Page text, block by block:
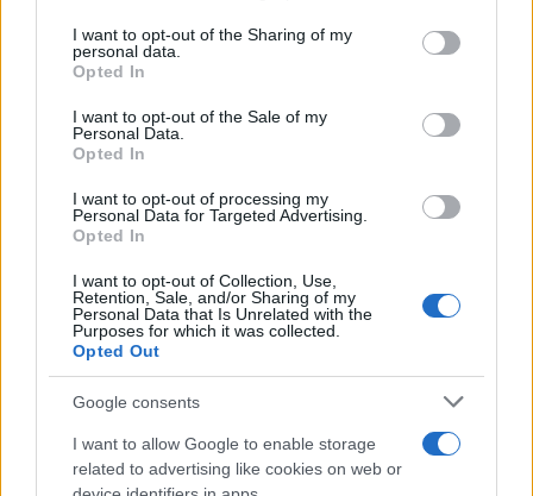
not limited to your visit or usage behaviour. You may click to
grant or deny consent to Google and its third-party tags to
use your data for below specified purposes in below Google
consent section.
I want to opt-out of the Sharing of my
personal data.
Opted In
I want to opt-out of the Sale of my
Personal Data.
Opted In
I want to opt-out of processing my
Personal Data for Targeted Advertising.
Opted In
I want to opt-out of Collection, Use,
Retention, Sale, and/or Sharing of my
Personal Data that Is Unrelated with the
Purposes for which it was collected.
Opted Out
Google consents
I want to allow Google to enable storage
related to advertising like cookies on web or
Continua a leggere
GAMING NEWS